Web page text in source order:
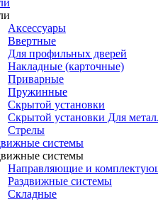
Аксессуары
Ввертные
Для профильных дверей
Накладные (карточные)
Приварные
Пружинные
Скрытой установки
Скрытой установки Для
Стрелы
системы
системы
Направляющие и
Раздвижные системы
Складные